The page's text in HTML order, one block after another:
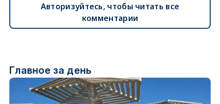
Авторизуйтесь, чтобы читать все
комментарии
Главное за день